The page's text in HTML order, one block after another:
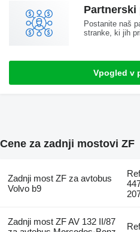
Partnerski
Postanite naš
stranke, ki jih
Vpogled v
Cene za zadnji mostovi ZF
Zadnji most ZF za avtobus
Volvo b9
Zadnji most ZF AV 132 II/87